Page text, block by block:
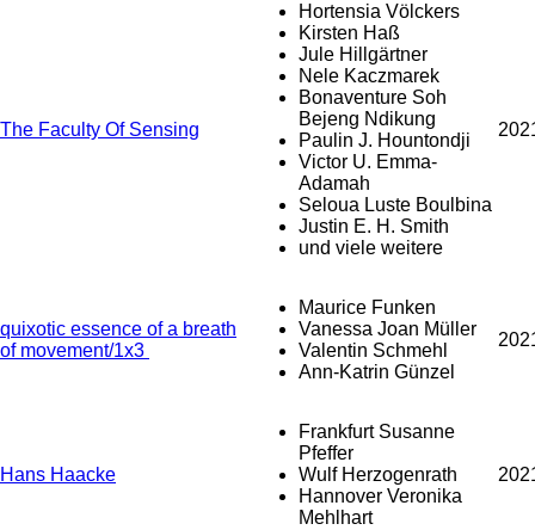
The Faculty Of Sensing
Hortensia Völckers
Kirsten Haß
Jule Hillgärtner
Nele Kaczmarek
Bonaventure Soh
Bejeng Ndikung
Paulin J. Hountondji
Victor U. Emma-
Adamah
Seloua Luste Boulbina
Justin E. H. Smith
und viele weitere
quixotic essence of a breath
of movement/1x3
Maurice Funken
Vanessa Joan Müller
Valentin Schmehl
Ann-Katrin Günzel
Hans Haacke
Frankfurt Susanne
Pfeffer
Wulf Herzogenrath
Hannover Veronika
Mehlhart